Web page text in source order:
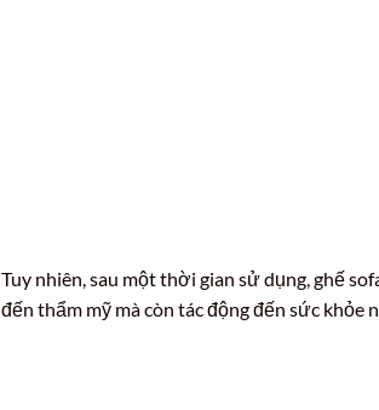
Tuy nhiên, sau một thời gian sử dụng, ghế
đến thẩm mỹ mà còn tác động đến sức khỏe